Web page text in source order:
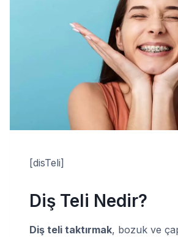
[disTeli]
Diş Teli Nedir?
Diş teli taktırmak, bozuk ve